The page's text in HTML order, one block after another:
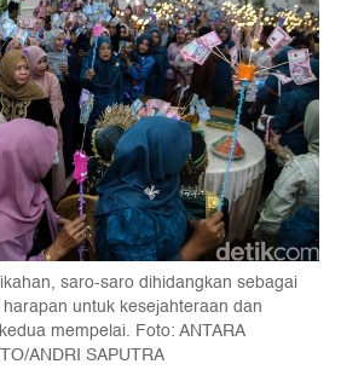
saro-saro dihidangkan sebagai
untuk kesejahteraan dan
mempelai. Foto: ANTARA
ANDRI SAPUTRA